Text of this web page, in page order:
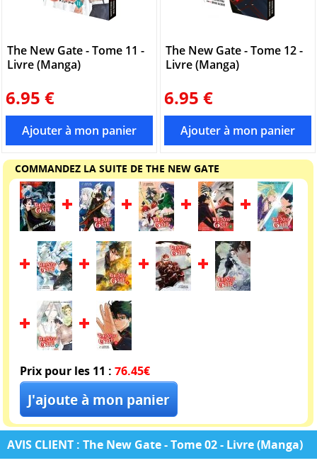
The New Gate - Tome 11 -
Livre (Manga)
6.95 €
The New Gate - Tome 12 -
Livre (Manga)
6.95 €
COMMANDEZ LA SUITE DE THE NEW GATE
Prix pour les 11 : 76.45€
AVIS CLIENT : The New Gate - Tome 02 - Livre (Manga)